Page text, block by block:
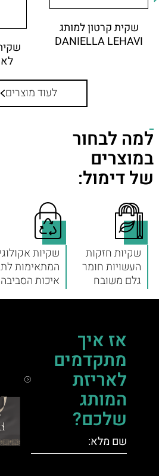
שקית קרטון למותג
DANIELLA LEHAVI
לעוד מוצרים
למה לבחור
במוצרים
של דימול:
שקיות חזקות
העשויות חומר
גלם משובח
שקיות
המתאימות
איכות הסביבה
אז איך
מתקדמים
לאריזת
המותג
שלכם?